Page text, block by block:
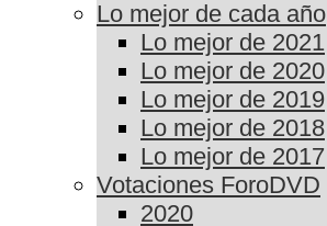
Lo mejor de cada año
Lo mejor de 2021
Lo mejor de 2020
Lo mejor de 2019
Lo mejor de 2018
Lo mejor de 2017
Votaciones ForoDVD
2020